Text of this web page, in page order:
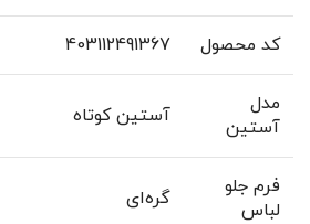
کد محصول 403112491367
مدل
آستین
آستین کوتاه
فرم جلو
لباس
گره‌ای